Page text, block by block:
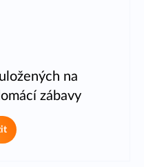
na
zábavy